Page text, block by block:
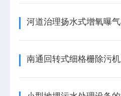
南通回转式细格栅除污